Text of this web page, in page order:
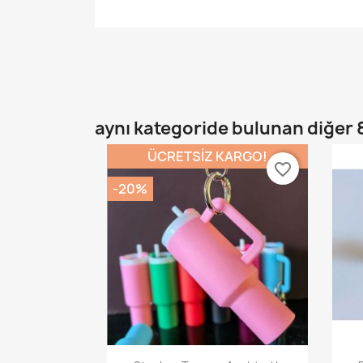
aynı kategoride bulunan diğer
ÜCRETSIZ KARGO!
-20%
favorite_border